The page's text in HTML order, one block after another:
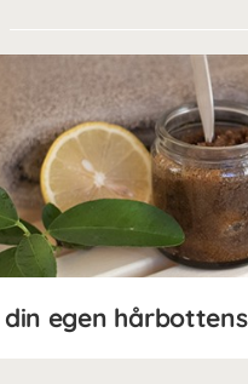
din egen